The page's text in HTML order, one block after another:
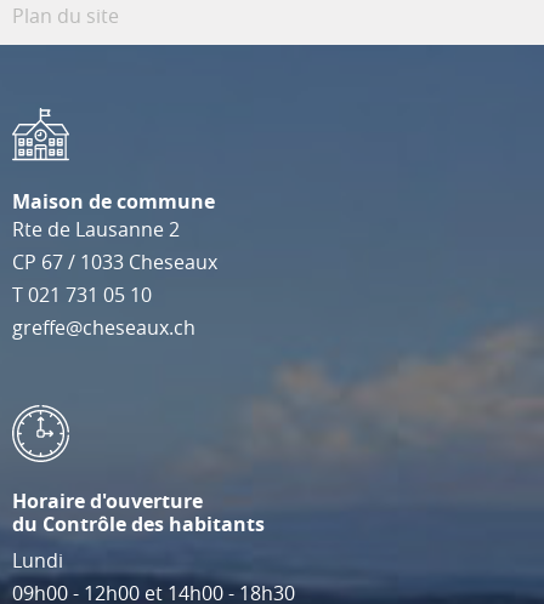
Plan du site
Maison de commune
Rte de Lausanne 2
CP 67/ 1033 Cheseaux
T021 731 05 10
greffe@cheseaux.ch
Horaire d'ouverture
du Contrôle des habitants
Lundi
09h00 - 12h00 et 14h00 - 18h30